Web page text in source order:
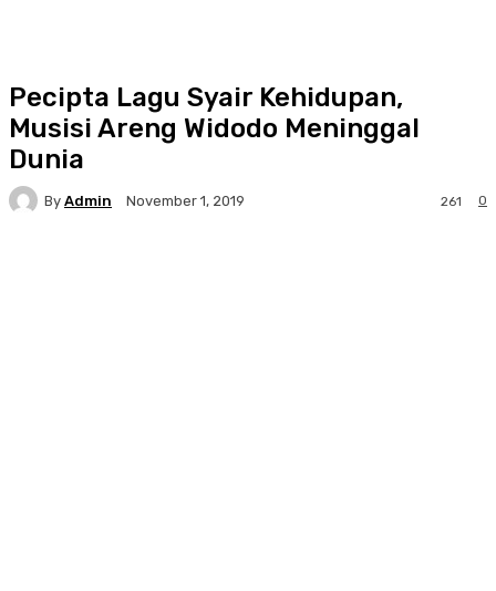
Pecipta Lagu Syair Kehidupan,
Musisi Areng Widodo Meninggal
Dunia
By Admin November 1, 2019 0
261